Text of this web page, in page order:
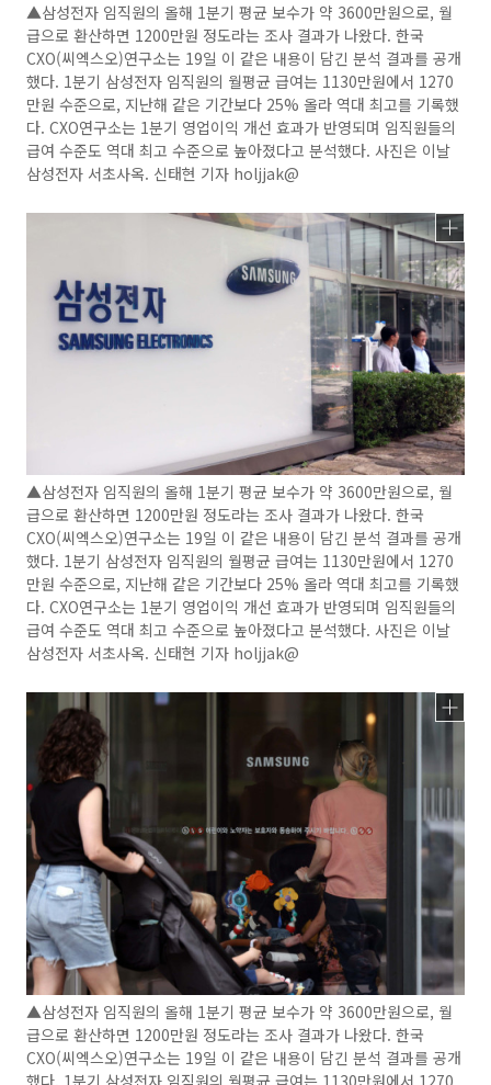
▲삼성전자 임직원의 올해 1분기 평균 보수가 약 3600만원으로, 월
급으로 환산하면 1200만원 정도라는 조사 결과가 나왔다. 한국
CXO(씨엑스오)연구소는 19일 이 같은 내용이 담긴 분석 결과를 공개
했다. 1분기 삼성전자 임직원의 월평균 급여는 1130만원에서 1270
만원 수준으로, 지난해 같은 기간보다 25% 올라 역대 최고를 기록했
다. CXO연구소는 1분기 영업이익 개선 효과가 반영되며 임직원들의
급여 수준도 역대 최고 수준으로 높아졌다고 분석했다. 사진은 이날
삼성전자 서초사옥. 신태현 기자 holjjak@
▲삼성전자 임직원의 올해 1분기 평균 보수가 약 3600만원으로, 월
급으로 환산하면 1200만원 정도라는 조사 결과가 나왔다. 한국
CXO(씨엑스오)연구소는 19일 이 같은 내용이 담긴 분석 결과를 공개
했다. 1분기 삼성전자 임직원의 월평균 급여는 1130만원에서 1270
만원 수준으로, 지난해 같은 기간보다 25% 올라 역대 최고를 기록했
다. CXO연구소는 1분기 영업이익 개선 효과가 반영되며 임직원들의
급여 수준도 역대 최고 수준으로 높아졌다고 분석했다. 사진은 이날
삼성전자 서초사옥. 신태현 기자 holjjak@
▲삼성전자 임직원의 올해 1분기 평균 보수가 약 3600만원으로, 월
급으로 환산하면 1200만원 정도라는 조사 결과가 나왔다. 한국
CXO(씨엑스오)연구소는 19일 이 같은 내용이 담긴 분석 결과를 공개
했다. 1분기 삼성전자 임직원의 월평균 급여는 1130만원에서 1270